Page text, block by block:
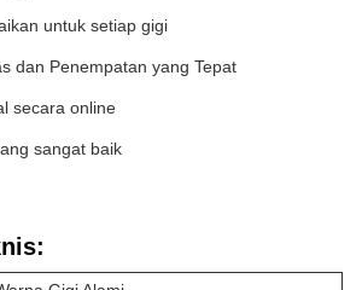
untuk setiap gigi
dan Penempatan yang Tepat
secara online
sangat baik